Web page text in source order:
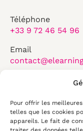
Pour offrir les
telles que les cookies
appareils. Le fait de
Téléphone
+33 9 72 46 54 96
Email
Du lundi au
50 rue Antoine de
29490, Guipavas